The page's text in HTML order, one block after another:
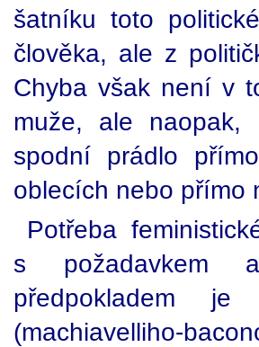
šatníku toto
člověka, ale z
Chyba však není v
muže, ale
spodní prádlo
oblecích nebo přímo
Potřeba
s požadavkem
předpokladem je
(machiavelliho-